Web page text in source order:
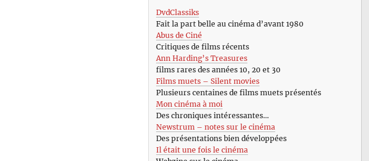
DvdClassiks
Fait la part belle au cinéma d’avant 1980
Abus de Ciné
Critiques de films récents
Ann Harding’s Treasures
films rares des années 10, 20 et 30
Films muets – Silent movies
Plusieurs centaines de films muets présentés
Mon cinéma à moi
Des chroniques intéressantes…
Newstrum – notes sur le cinéma
Des présentations bien développées
Il était une fois le cinéma